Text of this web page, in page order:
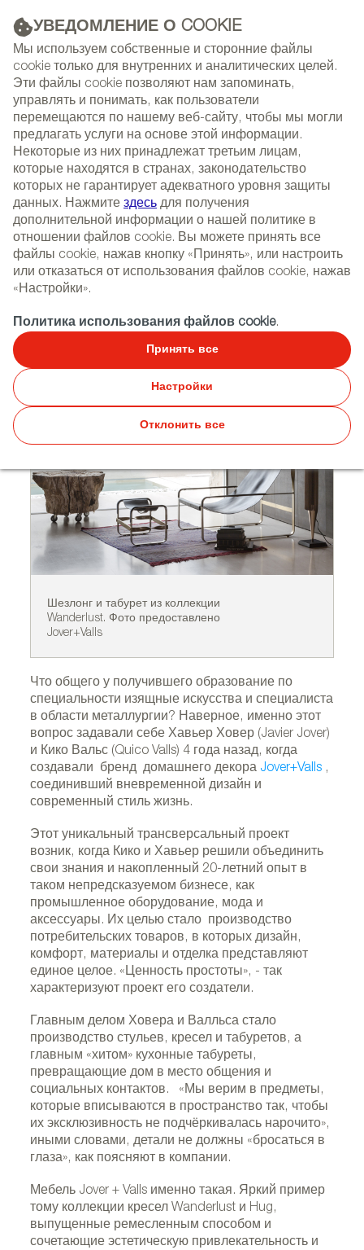
УВЕДОМЛЕНИЕ О COOKIE
Мы используем собственные и сторонние файлы
cookie только для внутренних и аналитических целей.
Эти файлы cookie позволяют нам запоминать,
управлять и понимать, как пользователи
перемещаются по нашему веб-сайту, чтобы мы могли
предлагать услуги на основе этой информации.
Некоторые из них принадлежат третьим лицам,
которые находятся в странах, законодательство
которых не гарантирует адекватного уровня защиты
данных. Нажмите здесь для получения
дополнительной информации о нашей политике в
отношении файлов cookie. Вы можете принять все
файлы cookie, нажав кнопку «Принять», или настроить
или отказаться от использования файлов cookie, нажав
«Настройки».
Политика использования файлов cookie.
Принять все
Настройки
Отклонить все
РЕКЛАМА
(+34) 913 497 100 |
NEWSLETTER
СОБЫТИЯ
Select
language
ГЛАВНАЯ
РЕПОРТАЖИ
РЕПОРТАЖИ О КОМПАНИЯХ И БРЕНДАХ
Шезлонг и табурет из коллекции
Wanderlust. Фото предоставлено
Jover+Valls
Что общего у получившего образование по
специальности изящные искусства и специалиста
в области металлургии? Наверное, именно этот
вопрос задавали себе Хавьер Ховер (Javier Jover)
и Кико Вальс (Quico Valls) 4 года назад, когда
создавали бренд домашнего декора Jover+Valls ,
соединивший вневременной дизайн и
современный стиль жизнь.
Этот уникальный трансверсальный проект
возник, когда Кико и Хавьер решили объединить
свои знания и накопленный 20-летний опыт в
таком непредсказуемом бизнесе, как
промышленное оборудование, мода и
аксессуары. Их целью стало производство
потребительских товаров, в которых дизайн,
комфорт, материалы и отделка представляют
единое целое. «Ценность простоты», - так
характеризуют проект его создатели.
Главным делом Ховера и Валльса стало
производство стульев, кресел и табуретов, а
главным «хитом» кухонные табуреты,
превращающие дом в место общения и
социальных контактов. «Мы верим в предметы,
которые вписываются в пространство так, чтобы
их эксклюзивность не подчёркивалась нарочито»,
иными словами, детали не должны «бросаться в
глаза», как поясняют в компании.
Мебель Jover + Valls именно такая. Яркий пример
тому коллекции кресел Wanderlust и Hug,
выпущенные ремесленным способом и
сочетающие эстетическую привлекательность и